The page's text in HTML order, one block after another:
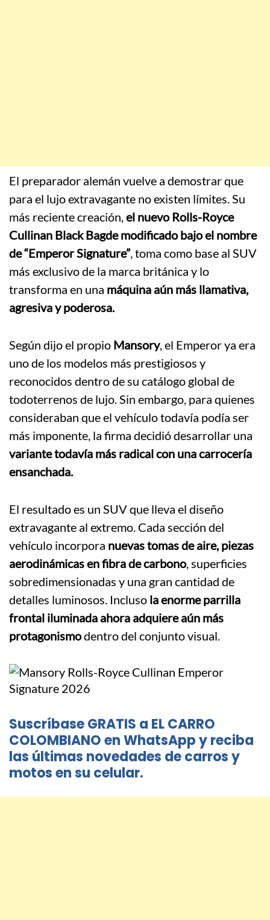
El preparador alemán vuelve a demostrar que
para el lujo extravagante no existen límites. Su
más reciente creación,el nuevo Rolls-Royce
Cullinan Black Bagde modificado bajo el nombre
de “Emperor Signature”, toma como base al SUV
más exclusivo de la marca británica y lo
transforma en una máquina aún más llamativa,
agresiva y poderosa.
Según dijo el propio Mansory, el Emperor ya era
uno de los modelos más prestigiosos y
reconocidos dentro de su catálogo global de
todoterrenos de lujo. Sin embargo, para quienes
consideraban que el vehículo todavía podía ser
más imponente, la firma decidió desarrollar una
variante todavía más radical con una carrocería
ensanchada.
El resultado es un SUV que lleva el diseño
extravagante al extremo. Cada sección del
vehículo incorpora nuevas tomas de aire, piezas
aerodinámicas en fibra de carbono, superficies
sobredimensionadas y una gran cantidad de
detalles luminosos. Incluso la enorme parrilla
frontal iluminada ahora adquiere aún más
protagonismodentro del conjunto visual.
Suscríbase GRATIS a EL CARRO
COLOMBIANO en WhatsApp y reciba
las últimas novedades de carros y
motos en su celular.